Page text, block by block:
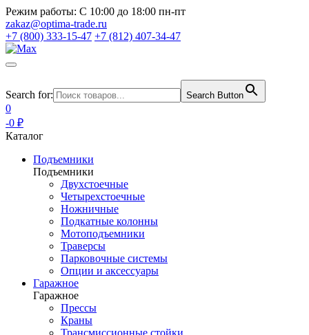
Режим работы: С 10:00 до 18:00 пн-пт
zakaz@optima-trade.ru
+7 (800) 333-15-47 +7 (812) 407-34-47
Search for: Search Button
0
-0 ₽
Каталог
Подъемники
Подъемники
Двухстоечные
Четырехстоечные
Ножничные
Подкатные колонны
Мотоподъемники
Траверсы
Парковочные системы
Опции и аксессуары
Гаражное
Гаражное
Прессы
Краны
Трансмиссионные стойки